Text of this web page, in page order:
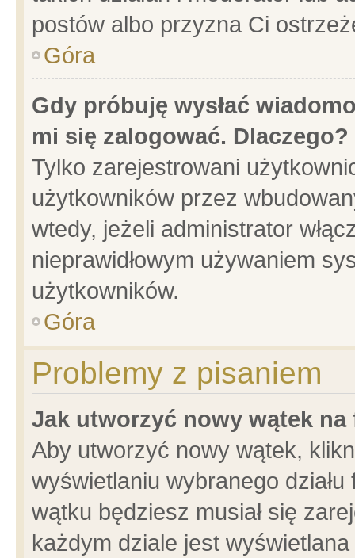
postów albo przyzna Ci
Góra
Gdy próbuję wysłać
mi się zalogować. Dlaczego?
Tylko zarejestrowani
użytkowników przez
wtedy, jeżeli administrator
nieprawidłowym używaniem
użytkowników.
Góra
Problemy z pisaniem
Jak utworzyć nowy wątek na
Aby utworzyć nowy wątek,
wyświetlaniu wybranego
wątku będziesz musiał się
każdym dziale jest